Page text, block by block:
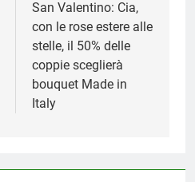
San Valentino: Cia,
con le rose estere alle
stelle, il 50% delle
coppie sceglierà
bouquet Made in
Italy